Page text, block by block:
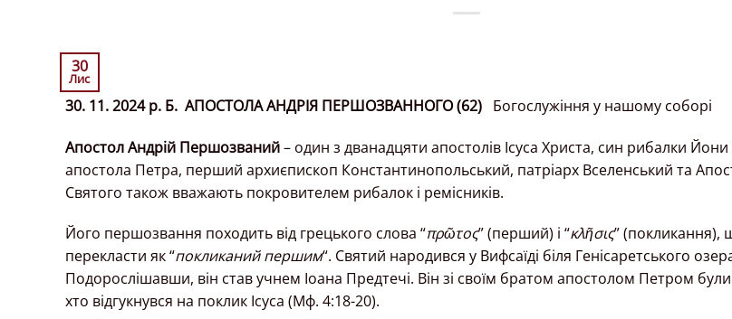
30
Лис
30. 11. 2024 р. Б. АПОСТОЛА АНДРІЯ ПЕРШОЗВАННОГО (62) Богослужіння у нашому соборі
Апостол Андрій Першозваний– один з дванадцяти апостолів Ісуса Христа, син рибалки Йони
апостола Петра, перший архиєпископ Константинопольський, патріарх Вселенський та
Святого також вважають покровителем рибалок і ремісників.
Його першозвання походить від грецького слова “πρῶτος” (перший) і “κλῆσις”
перекласти як “покликаний першим“. Святий народився у Вифсаїді біля Генісаретського
Подорослішавши, він став учнем Іоана Предтечі. Він зі своїм братом апостолом Петром
хто відгукнувся на поклик Ісуса (Мф. 4:18-20).